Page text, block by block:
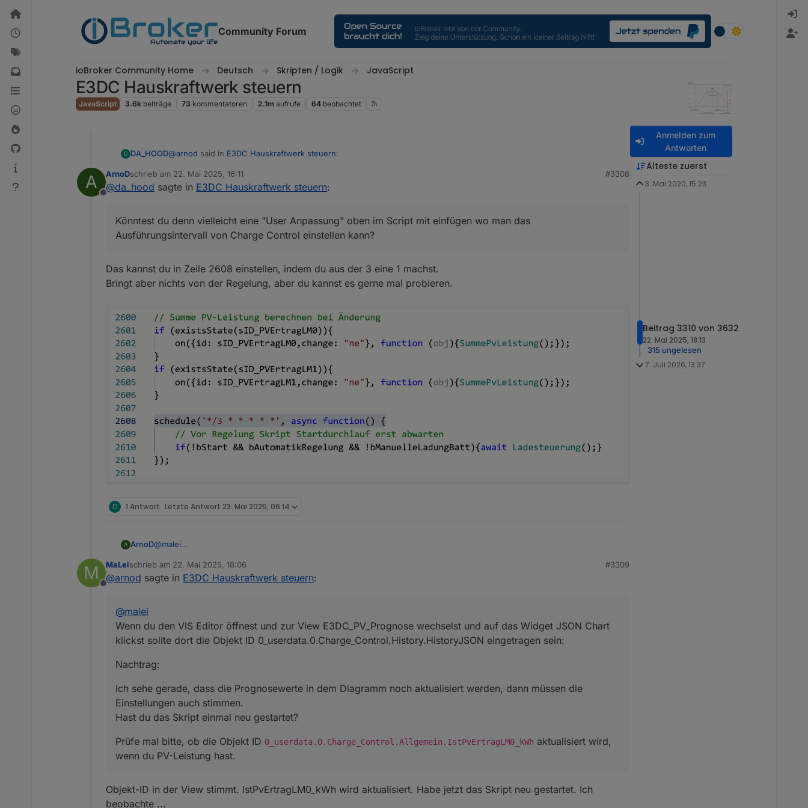
Weiter zum Inhalt
Community Forum
ioBroker Community Home Deutsch Skripten / Logik JavaScript
E3DC Hauskraftwerk steuern
JavaScript 3.6k beiträge 73 kommentatoren 2.1m aufrufe 64 beobachtet
D DA_HOOD@arnod said in E3DC Hauskraftwerk steuern:
Abfrageintervall Adapter 3 sek. + Abfrageintervall Script 3 sek. + Reaktionszeit E3DC bis die Regelung wieder
Charge Control einstellen kann? Ich führe bei mir die Skripte eigentlich immer Sekündlich aus. Der Adapter liefert auch
jede Sekunde bei mir. Mir ist klar dass das ungünstig ist für Leute die da nur ein Raspberry nutzen, aber bei mir ist das
von der Leistung wirklich egal :) Die 3 Sekunden kann man ja als Standard drinnen lassen :)
A
Offline
ArnoDschrieb am 22. Mai 2025, 16:11
zuletzt editiert von
#3308
@da_hood sagte in E3DC Hauskraftwerk steuern:
Könntest du denn vielleicht eine "User Anpassung" oben im Script mit einfügen wo man das
Ausführungsintervall von Charge Control einstellen kann?
Das kannst du in Zeile 2608 einstellen, indem du aus der 3 eine 1 machst.
Bringt aber nichts von der Regelung, aber du kannst es gerne mal probieren.
D 1 Antwort Letzte Antwort 23. Mai 2025, 06:14
A ArnoD@malei
dort die Objekt ID 0_userdata.0.Charge_Control.History.HistoryJSON eingetragen sein:
Ich sehe gerade, dass die Prognosewerte in dem Diagramm noch aktualisiert werden, dann müssen die Einstellungen auch
M
Offline
MaLeischrieb am 22. Mai 2025, 18:06
zuletzt editiert von
#3309
@arnod sagte in E3DC Hauskraftwerk steuern:
@malei
Wenn du den VIS Editor öffnest und zur View E3DC_PV_Prognose wechselst und auf das Widget JSON Chart
klickst sollte dort die Objekt ID 0_userdata.0.Charge_Control.History.HistoryJSON eingetragen sein:
Nachtrag:
Ich sehe gerade, dass die Prognosewerte in dem Diagramm noch aktualisiert werden, dann müssen die
Einstellungen auch stimmen.
Hast du das Skript einmal neu gestartet?
Prüfe mal bitte, ob die Objekt ID 0_userdata.0.Charge_Control.Allgemein.IstPvErtragLM0_kWh aktualisiert wird,
wenn du PV-Leistung hast.
Objekt-ID in der View stimmt. IstPvErtragLM0_kWh wird aktualisiert. Habe jetzt das Skript neu gestartet. Ich
beobachte ...
Anmelden zum
Antworten
Älteste zuerst
3. Mai 2020, 15:23
Beitrag 3310 von 3632
22. Mai 2025, 18:13
315 ungelesen
7. Juli 2026, 13:37